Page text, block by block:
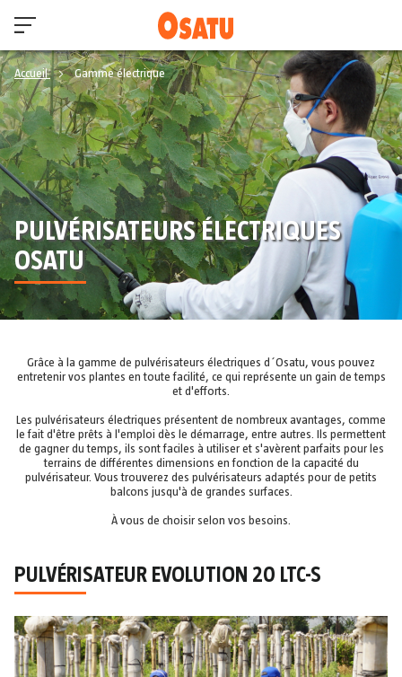
Accueil Gamme électrique
PULVÉRISATEURS ÉLECTRIQUES
OSATU
Grâce à la gamme de pulvérisateurs électriques d´Osatu, vous pouvez
entretenir vos plantes en toute facilité, ce qui représente un gain de temps
et d'efforts.
Les pulvérisateurs électriques présentent de nombreux avantages, comme
le fait d'être prêts à l'emploi dès le démarrage, entre autres. Ils permettent
de gagner du temps, ils sont faciles à utiliser et s'avèrent parfaits pour les
terrains de différentes dimensions en fonction de la capacité du
pulvérisateur. Vous trouverez des pulvérisateurs adaptés pour de petits
balcons jusqu'à de grandes surfaces.
À vous de choisir selon vos besoins.
PULVÉRISATEUR EVOLUTION 20 LTC-S